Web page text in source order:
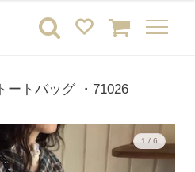
ートバッグ ・71026
1 / 6